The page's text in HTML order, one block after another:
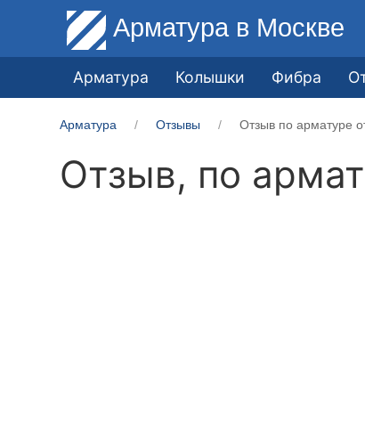
Арматура в Москве
Арматура Колышки Фибра
Арматура Отзывы Отзыв по арматуре
Отзыв, по